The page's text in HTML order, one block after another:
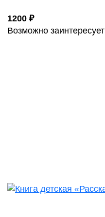
1200 ₽
Возможно заинтересует